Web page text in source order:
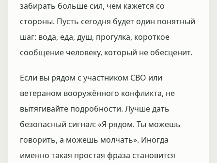
забирать больше сил, чем кажется со
стороны. Пусть сегодня будет один понятный
шаг: вода, еда, душ, прогулка, короткое
сообщение человеку, который не обесценит.
Если вы рядом с участником СВО или
ветераном вооружённого конфликта, не
вытягивайте подробности. Лучше дать
безопасный сигнал: «Я рядом. Ты можешь
говорить, а можешь молчать». Иногда
именно такая простая фраза становится